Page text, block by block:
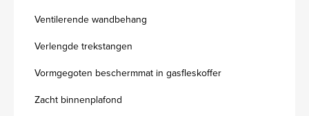
Ventilerende wandbehang
Verlengde trekstangen
Vormgegoten beschermmat in gasfleskoffer
Zacht binnenplafond